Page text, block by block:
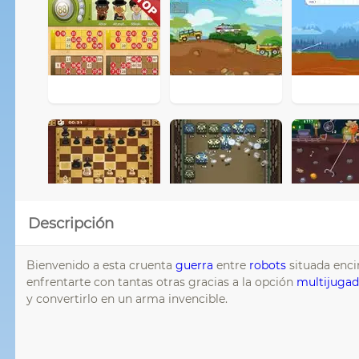
Descripción
Bienvenido a esta cruenta guerra entre robots situada
enfrentarte con tantas otras gracias a la opción
y convertirlo en un arma invencible.